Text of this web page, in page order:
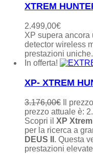
XTREM
2.499,00€
XP supera
detector wireless
prestazioni
In offerta!
XP- XTREM
3.176,00€ Il
prezzo attuale è:
Scopri il XP
per la ricerca a
DEUS II . Questa
prestazioni